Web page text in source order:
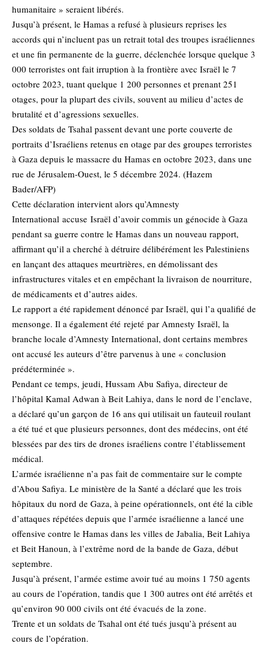
humanitaire » seraient libérés.
Jusqu’à présent, le Hamas a refusé à plusieurs reprises les
accords qui n’incluent pas un retrait total des troupes israéliennes
et une fin permanente de la guerre, déclenchée lorsque quelque 3
000 terroristes ont fait irruption à la frontière avec Israël le 7
octobre 2023, tuant quelque 1 200 personnes et prenant 251
otages, pour la plupart des civils, souvent au milieu d’actes de
brutalité et d’agressions sexuelles.
Des soldats de Tsahal passent devant une porte couverte de
portraits d’Israéliens retenus en otage par des groupes terroristes
à Gaza depuis le massacre du Hamas en octobre 2023, dans une
rue de Jérusalem-Ouest, le 5 décembre 2024. (Hazem
Bader/AFP)
Cette déclaration intervient alors qu’Amnesty
International accuse Israël d’avoir commis un génocide à Gaza
pendant sa guerre contre le Hamas dans un nouveau rapport,
affirmant qu’il a cherché à détruire délibérément les Palestiniens
en lançant des attaques meurtrières, en démolissant des
infrastructures vitales et en empêchant la livraison de nourriture,
de médicaments et d’autres aides.
Le rapport a été rapidement dénoncé par Israël, qui l’a qualifié de
mensonge. Il a également été rejeté par Amnesty Israël, la
branche locale d’Amnesty International, dont certains membres
ont accusé les auteurs d’être parvenus à une « conclusion
prédéterminée ».
Pendant ce temps, jeudi, Hussam Abu Safiya, directeur de
l’hôpital Kamal Adwan à Beit Lahiya, dans le nord de l’enclave,
a déclaré qu’un garçon de 16 ans qui utilisait un fauteuil roulant
a été tué et que plusieurs personnes, dont des médecins, ont été
blessées par des tirs de drones israéliens contre l’établissement
médical.
L’armée israélienne n’a pas fait de commentaire sur le compte
d’Abou Safiya. Le ministère de la Santé a déclaré que les trois
hôpitaux du nord de Gaza, à peine opérationnels, ont été la cible
d’attaques répétées depuis que l’armée israélienne a lancé une
offensive contre le Hamas dans les villes de Jabalia, Beit Lahiya
et Beit Hanoun, à l’extrême nord de la bande de Gaza, début
septembre.
Jusqu’à présent, l’armée estime avoir tué au moins 1 750 agents
au cours de l’opération, tandis que 1 300 autres ont été arrêtés et
qu’environ 90 000 civils ont été évacués de la zone.
Trente et un soldats de Tsahal ont été tués jusqu’à présent au
cours de l’opération.